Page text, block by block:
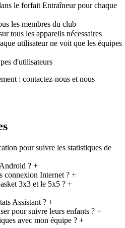
le forfait Entraîneur pour chaque
les membres du club
tous les appareils nécessaires
utilisateur ne voit que les équipes
d'utilisateurs
: contactez-nous et nous
pour suivre les statistiques de
? +
connexion Internet ? +
3x3 et le 5x5 ? +
Assistant ? +
pour suivre leurs enfants ? +
avec mon équipe ? +